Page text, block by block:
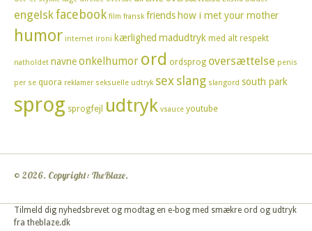
engelskfacebook film fransk friends how i met your mother
humor internet ironi kærlighed madudtryk med alt respekt
natholdet navneonkelhumor ord ordsprog oversættelse penis
per se quora reklamer seksuelle udtryk sexslang slangord south park
sprog sprogfejl udtryk vsauce youtube
© 2026. Copyright: TheBlaze.
Tilmeld dig nyhedsbrevet og modtag en e-bog med smækre ord og udtryk
fra theblaze.dk